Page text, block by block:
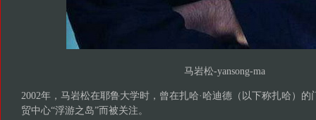
马岩松-yansong-ma
2002年，马岩松在耶鲁大学时，曾在扎哈·哈迪德（以下称扎哈）
贸中心“浮游之岛”而被关注。